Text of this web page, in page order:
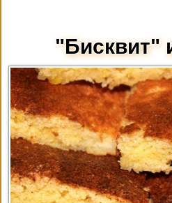
"Бисквит"